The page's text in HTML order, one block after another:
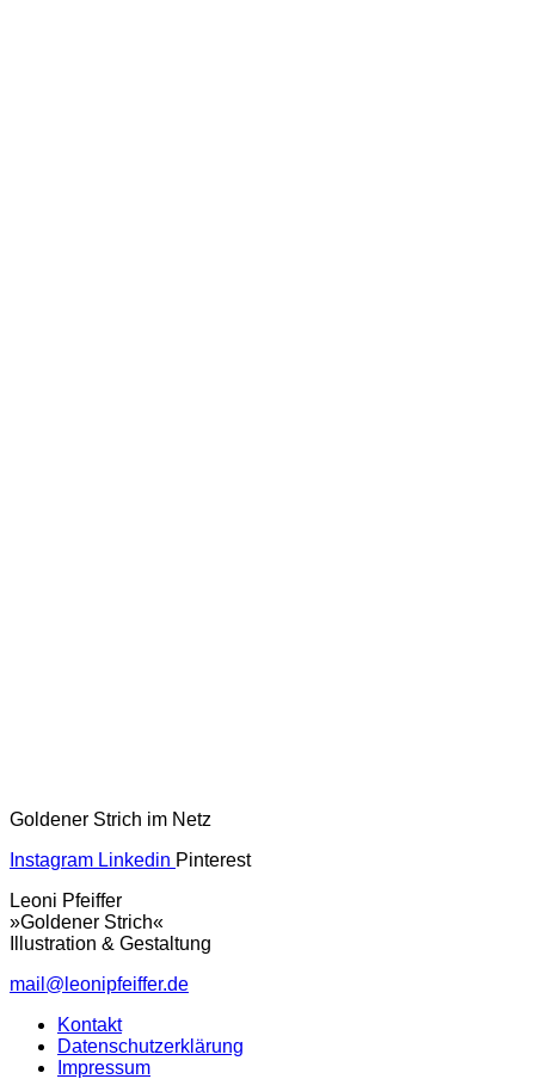
Goldener Strich im Netz
Instagram Linkedin Pinterest
Leoni Pfeiffer
»Goldener Strich«
Illustration & Gestaltung
mail@leonipfeiffer.de
Kontakt
Datenschutzerklärung
Impressum